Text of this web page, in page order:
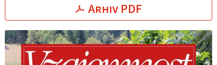
Arhiv PDF